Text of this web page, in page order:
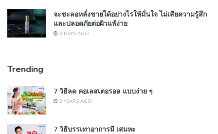
จะชะลอหลั่งชายได้อย่างไรให้มั่นใจ ไม่เสียความรู้สึก
และปลอดภัยต่อผิวแพ้ง่าย
3 DAYS AGO
Trending
7 วิธีลด คอเลสเตอรอล แบบง่าย ๆ
3 YEARS AGO
7 วิธีบรรเทาอาการมี เสมหะ